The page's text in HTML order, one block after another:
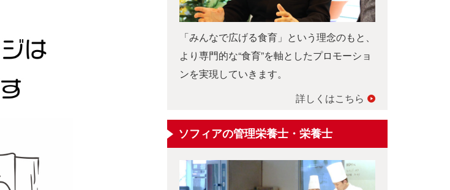
「みんなで広げる食育」という理念のもと、
より専門的な“食育”を軸としたプロモーショ
ンを実現していきます。
詳しくはこちら
ソフィアの管理栄養士・栄養士